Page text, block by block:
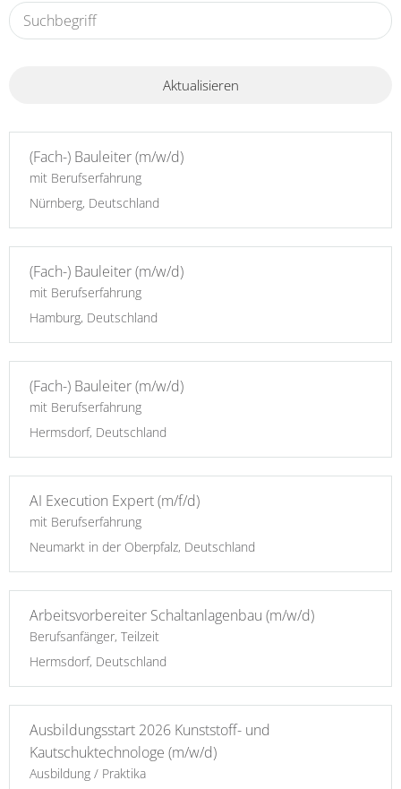
Aktualisieren
(Fach-) Bauleiter (m/w/d)
mit Berufserfahrung
Nürnberg, Deutschland
(Fach-) Bauleiter (m/w/d)
mit Berufserfahrung
Hamburg, Deutschland
(Fach-) Bauleiter (m/w/d)
mit Berufserfahrung
Hermsdorf, Deutschland
AI Execution Expert (m/f/d)
mit Berufserfahrung
Neumarkt in der Oberpfalz, Deutschland
Arbeitsvorbereiter Schaltanlagenbau (m/w/d)
Berufsanfänger, Teilzeit
Hermsdorf, Deutschland
Ausbildungsstart 2026 Kunststoff- und
Kautschuktechnologe (m/w/d)
Ausbildung / Praktika